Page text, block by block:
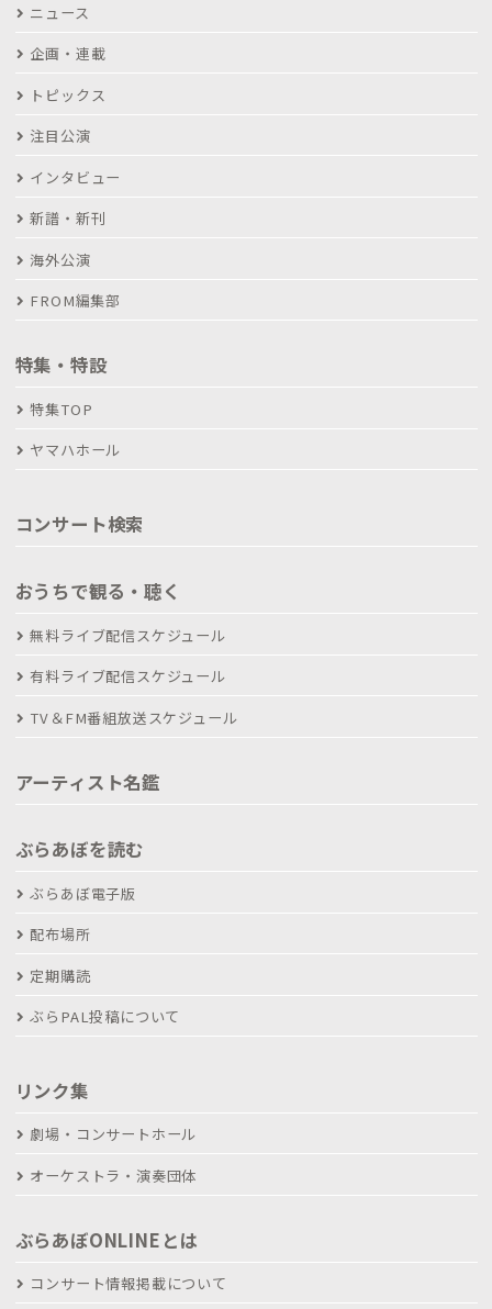
ニュース
企画・連載
トピックス
注目公演
インタビュー
新譜・新刊
海外公演
FROM編集部
特集・特設
特集TOP
ヤマハホール
コンサート検索
おうちで観る・聴く
無料ライブ配信スケジュール
有料ライブ配信スケジュール
TV＆FM番組放送スケジュール
アーティスト名鑑
ぶらあぼを読む
ぶらあぼ電子版
配布場所
定期購読
ぶらPAL投稿について
リンク集
劇場・コンサートホール
オーケストラ・演奏団体
ぶらあぼONLINEとは
コンサート情報掲載について